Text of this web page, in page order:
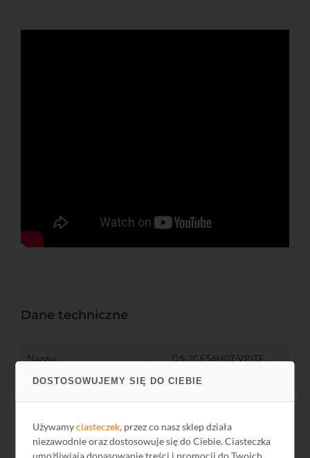
DOSTOSOWUJEMY SIĘ DO CIEBIE
Używamyciasteczek, przez co nasz sklep działa
niezawodnie oraz dostosowuje się do Ciebie. Ciasteczka
umożliwiają dopasowanie treści i promocji do Twoich
Dane techniczne
Nazwa DS-2CE56H0T-VPITF
Kod M75274
Liczba efektywnych pikseli 2560 x 1944